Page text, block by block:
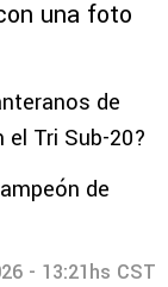
una foto
de
Tri Sub-20?
de
- 13:21hs CST